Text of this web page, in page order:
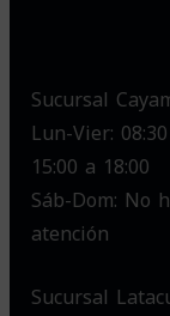
Sucursal
Lun-Vier:
15:00 a 18:00
Sáb-Dom: No
atención
Sucursal